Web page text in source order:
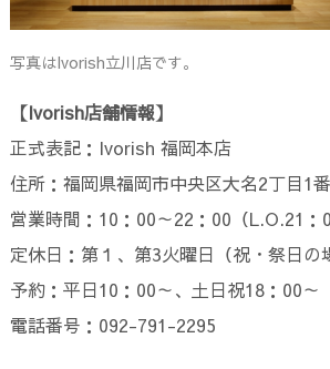
写真はIvorish立川店です。
【Ivorish店舗情報】
正式表記：Ivorish 福岡本店
住所：福岡県福岡市中央区大名2丁目1
営業時間：10：00～22：00（L.O.21：
定休日：第１、第3火曜日（祝・祭日の
予約：平日10：00～、土日祝18：00～
電話番号：092-791-2295